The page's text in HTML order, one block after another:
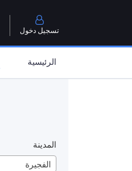
تسجيل دخول
الرئيسية
المدينة
الفجيرة